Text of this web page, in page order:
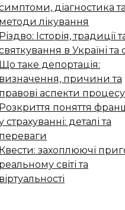
діагностика та
методи лікування
Різдво: Історія, традиції
в Україні та
Що таке депортація:
визначення, причини та
правові аспекти процесу
Розкриття поняття
страхуванні: деталі та
переваги
Квести: захоплюючі
реальному світі та
віртуальності